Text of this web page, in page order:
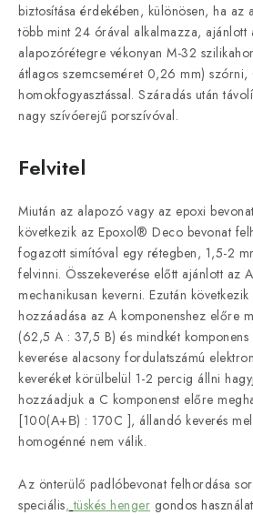
biztosítása érdekében, különösen, ha az
több mint 24 órával alkalmazza, ajánlott
alapozórétegre vékonyan M-32
átlagos szemcseméret 0,26 mm)
homokfogyasztással. Száradás után
nagy szívóerejű porszívóval.
Felvitel
Miután az alapozó vagy az epoxi
következik az Epoxol® Deco bevonat
fogazott simítóval egy rétegben, 1,5-2
felvinni. Összekeverése előtt ajánlott az
mechanikusan keverni. Ezután
hozzáadása az A komponenshez előre
(62,5 A : 37,5 B) és mindkét
keverése alacsony fordulatszámú
keveréket körülbelül 1-2 percig állni
hozzáadjuk a C komponenst előre
[100(Α+Β) : 170C ], állandó keverés
homogénné nem válik.
Az önterülő padlóbevonat felhordása
speciális, tüskés henger gondos